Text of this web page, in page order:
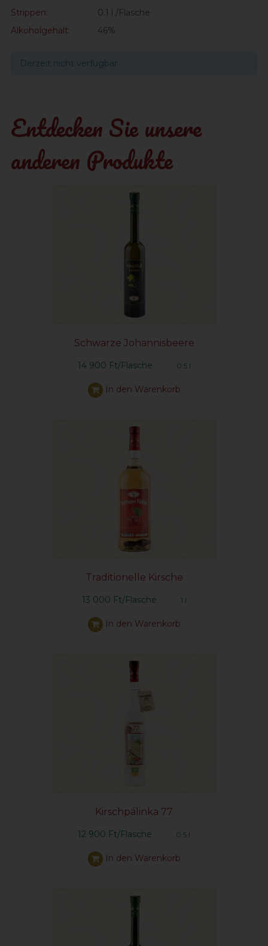
Strippen:
0.1 l /Flasche
Alkoholgehalt:
46%
Derzeit nicht verfügbar
Entdecken Sie unsere
anderen Produkte
Schwarze Johannisbeere
14 900 Ft/Flasche 0.5 l
In den Warenkorb
Traditionelle Kirsche
13 000 Ft/Flasche 1 l
In den Warenkorb
Kirschpálinka 77
12 900 Ft/Flasche 0.5 l
In den Warenkorb